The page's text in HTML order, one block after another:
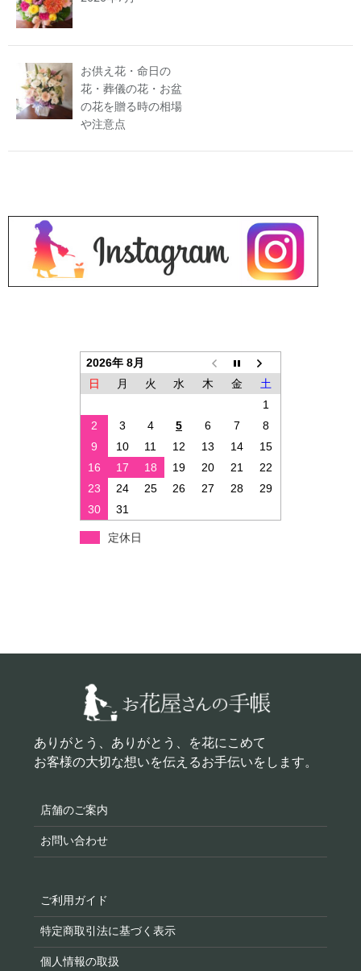
お供え花・命日の
花・葬儀の花・お盆
の花を贈る時の相場
や注意点
2026年 8月
日
月 火 水 木 金
土
1
2
3 4 5 6 7
8
9
10 11 12 13 14
15
16
17 18 19 20 21
22
23
24 25 26 27 28
29
30
31
定休日
ありがとう、ありがとう、を花にこめて
お客様の大切な想いを伝えるお手伝いをします。
店舗のご案内
お問い合わせ
ご利用ガイド
特定商取引法に基づく表示
個人情報の取扱